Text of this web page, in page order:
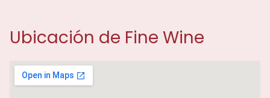
Ubicación de Fine Wine